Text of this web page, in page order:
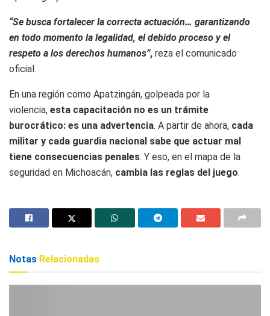
“Se busca fortalecer la correcta actuación… garantizando
en todo momento la legalidad, el debido proceso y el
respeto a los derechos humanos”, reza el comunicado
oficial.
En una región como Apatzingán, golpeada por la
violencia, esta capacitación no es un trámite
burocrático: es una advertencia. A partir de ahora, cada
militar y cada guardia nacional sabe que actuar mal
tiene consecuencias penales. Y eso, en el mapa de la
seguridad en Michoacán, cambia las reglas del juego.
Notas Relacionadas